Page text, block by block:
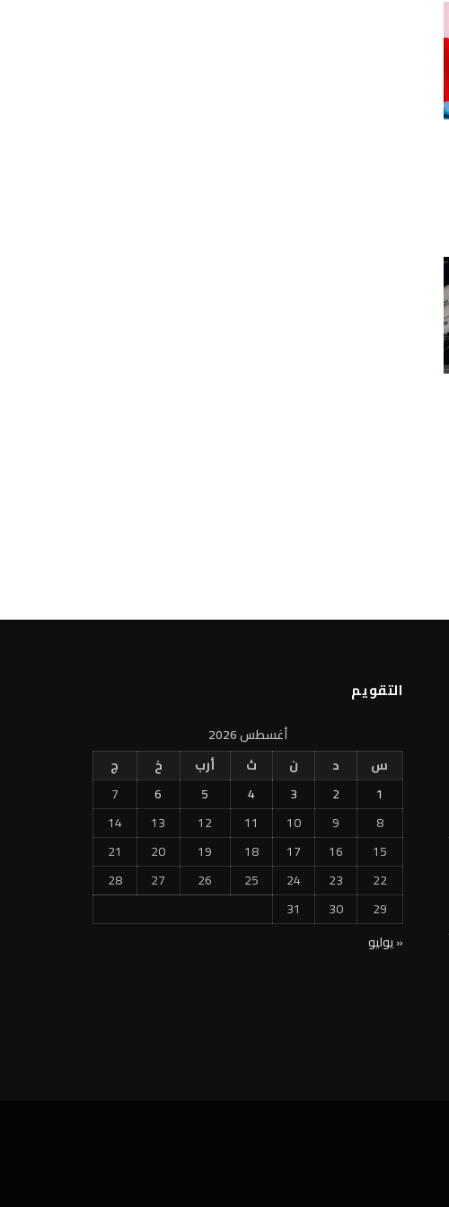
التقويم
أغسطس 2026
س
د ن ث أرب خ
ج
1
2
3
4
5
6
7
8
9
10
11
12
13
14
15
16
17
18
19
20
21
22
23
24
25
26
27
28
29
30
31
« يوليو